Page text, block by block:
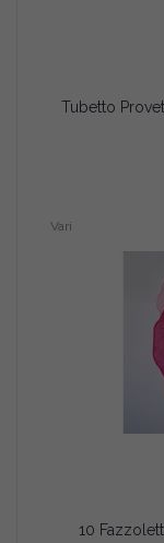
Vari
10